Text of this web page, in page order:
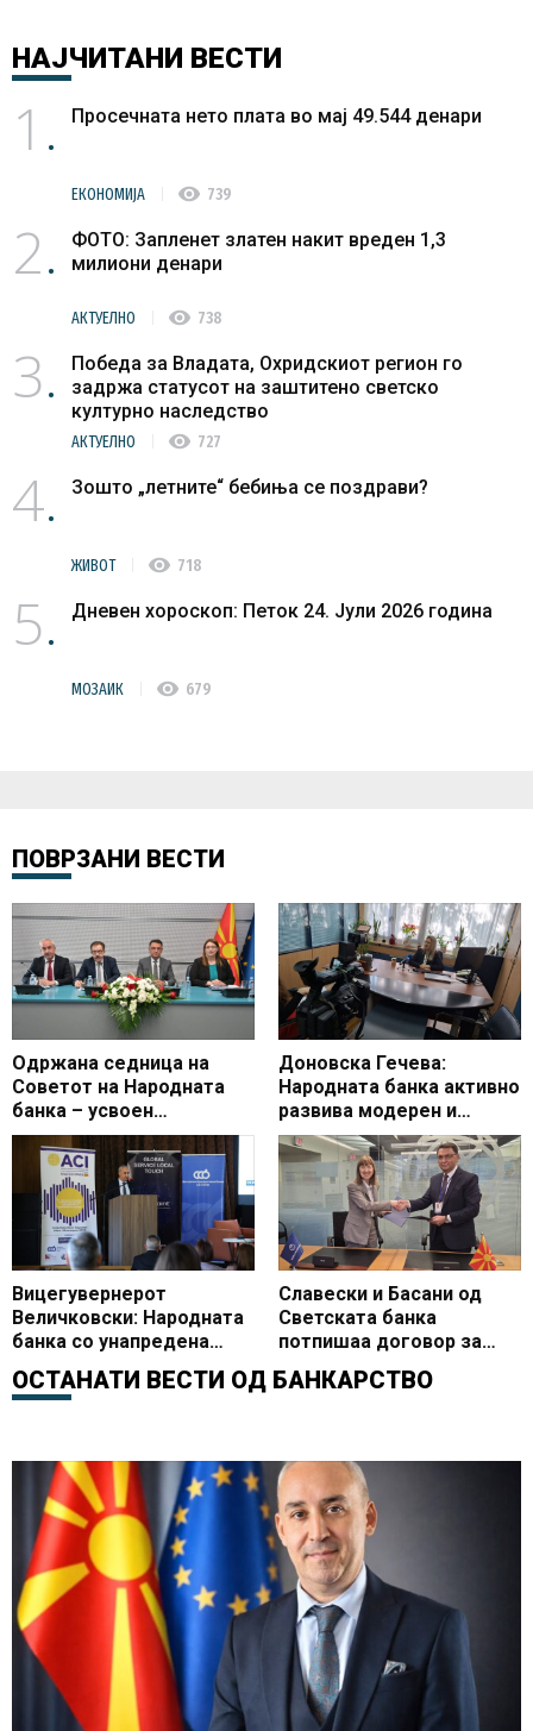
НАЈЧИТАНИ ВЕСТИ
1 Просечната нето плата во мај 49.544 денари
ЕКОНОМИЈА visibility 739
2
ФОТО: Запленет златен накит вреден 1,3
милиони денари
АКТУЕЛНО visibility 738
3
Победа за Владата, Охридскиот регион го
задржа статусот на заштитено светско
културно наследство
АКТУЕЛНО visibility 727
4 Зошто „летните“ бебиња се поздрави?
ЖИВОТ visibility 718
5 Дневен хороскоп: Петок 24. Јули 2026 година
МОЗАИК visibility 679
ПОВРЗАНИ ВЕСТИ
Одржана седница на
Советот на Народната
банка – усвоен
Кварталниот извештај со
ревидираните
макроекономски
проекции
Доновска Гечева:
Народната банка активно
развива модерен и
сигурен платен систем
Вицегувернерот
Величковски: Народната
банка со унапредена
монетарна рамка и
активности за
Славески и Басани од
Светската банка
потпишаа договор за
експертска поддршка за
воведувањето инстант
ОСТАНАТИ ВЕСТИ ОД БАНКАРСТВО